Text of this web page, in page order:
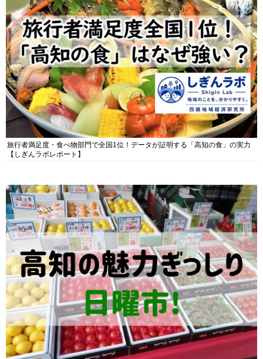
旅行者満足度・食べ物部門で全国1位！データが証明する「高知の食」の実力
【しぎんラボレポート】